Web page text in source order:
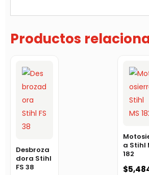
Productos
Desbroza
dora Stihl
FS 38
a Stihl
182
$